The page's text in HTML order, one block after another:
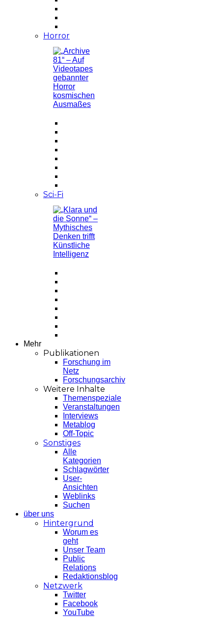
Horror
Sci-Fi
Mehr
Publikationen
Forschung im
Netz
Forschungsarchiv
Weitere Inhalte
Themenspeziale
Veranstaltungen
Interviews
Metablog
Off-Topic
Sonstiges
Alle
Kategorien
Schlagwörter
User-
Ansichten
Weblinks
Suchen
über uns
Hintergrund
Worum es
geht
Unser Team
Public
Relations
Redaktionsblog
Netzwerk
Twitter
Facebook
YouTube